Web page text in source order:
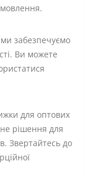
ми забезпечуємо
Ви можете
для оптових
рішення для
Звертайтесь до